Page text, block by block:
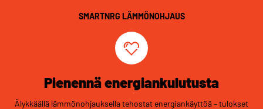
SMARTNRG LÄMMÖNOHJAUS
Pienennä energiankulutusta
Älykkäällä lämmönohjauksella tehostat energiankäyttöä – tulokset